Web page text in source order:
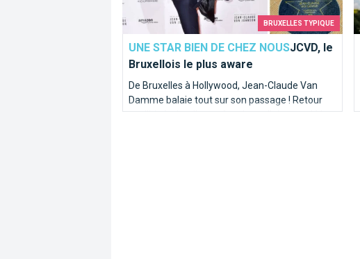
BRUXELLES TYPIQUE
UNE STAR BIEN DE CHEZ NOUSJCVD, le
Bruxellois le plus aware
De Bruxelles à Hollywood, Jean-Claude Van
Damme balaie tout sur son passage ! Retour
sur l'itinéraire d'un enfant bruxellois musclé !